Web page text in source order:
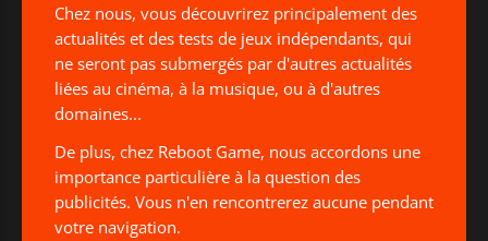
Chez nous, vous découvrirez principalement des
actualités et des tests de jeux indépendants, qui
ne seront pas submergés par d'autres actualités
liées au cinéma, à la musique, ou à d'autres
domaines...
De plus, chez Reboot Game, nous accordons une
importance particulière à la question des
publicités. Vous n'en rencontrerez aucune pendant
votre navigation.